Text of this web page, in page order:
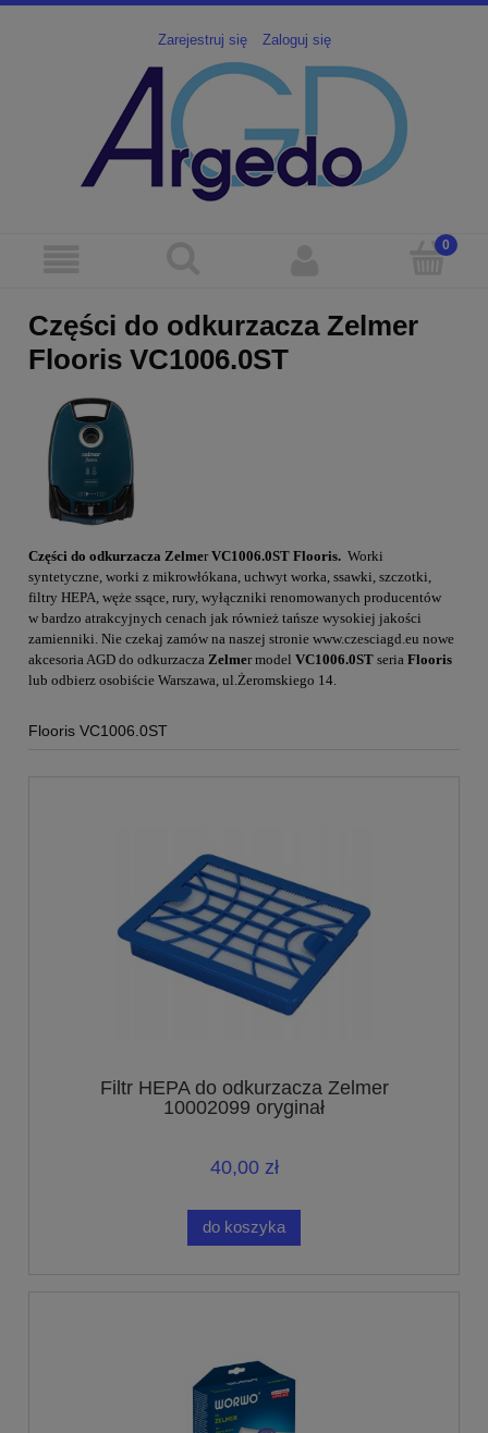
Zarejestruj się Zaloguj się
Części do odkurzacza Zelmer
Flooris VC1006.0ST
Części do odkurzacza ZelmerVC1006.0ST Flooris. Worki
syntetyczne, worki z mikrowłókana, uchwyt worka, ssawki, szczotki,
filtry HEPA, węże ssące, rury, wyłączniki renomowanych producentów
w bardzo atrakcyjnych cenach jak również tańsze wysokiej jakości
zamienniki. Nie czekaj zamów na naszej stronie www.czesciagd.eu nowe
akcesoria AGD do odkurzacza Zelmer model VC1006.0ST seria Flooris
lub odbierz osobiście Warszawa, ul.Żeromskiego 14.
Flooris VC1006.0ST
Filtr HEPA do odkurzacza Zelmer
10002099 oryginał
40,00 zł
do koszyka